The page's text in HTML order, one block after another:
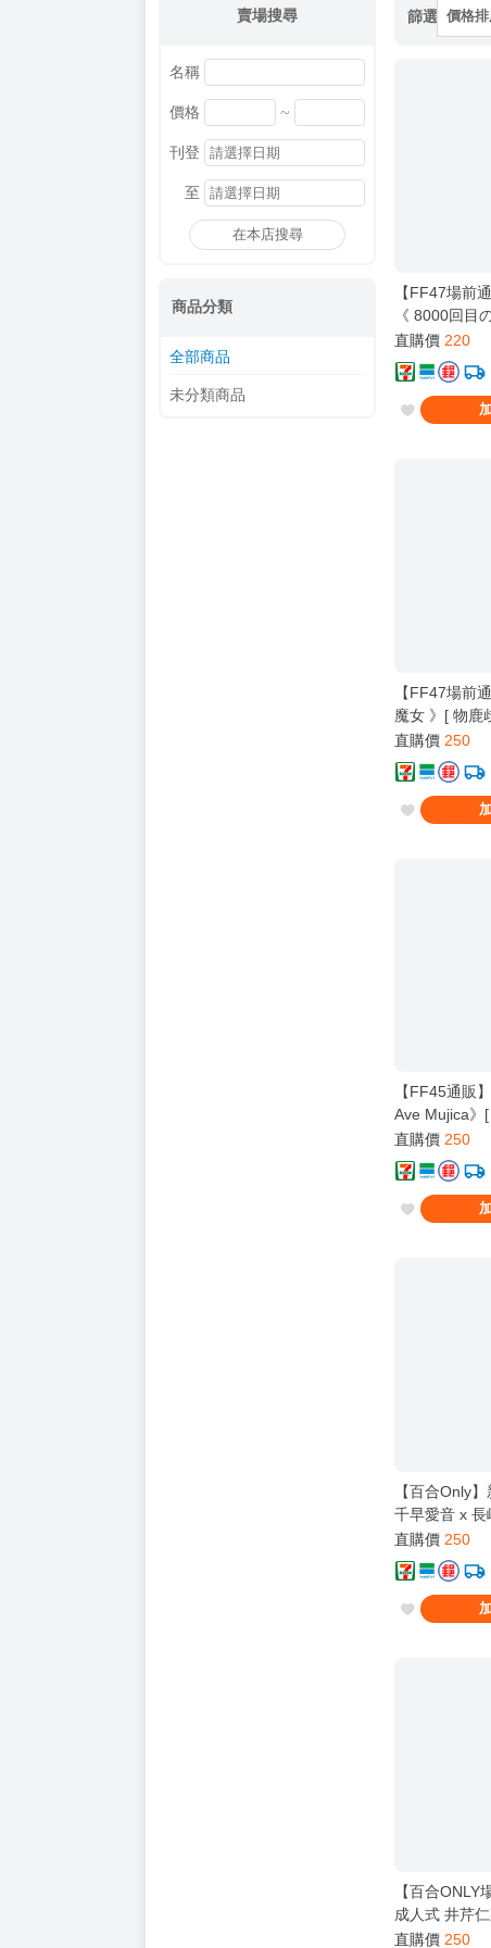
賣場搜尋
名稱
價格 ~
刊登
至
在本店搜尋
商品分類
全部商品
未分類商品
篩選 價格
【FF47場前
《 8000回目
物鹿 / 那隻鹿
壞孤児 / 超時
酒寄彩葉 / 月
直購價 220
【FF47場前
魔女 》[ 物鹿
鹿 / Cヵ / 壞
法少女的魔女
直購價 250
【FF45通販
Ave Mujica》
Cヵ / 壞孤兒 /
Dream! It's
直購價 250
【百合Only
千早愛音 x 長
塗 / 物鹿 / 那
兒 / 壞孤児 /
MyGO!!!!! ]
直購價 250
【百合ONLY
成人式 井芹
》[ 物鹿歧塗 /
直購價 250